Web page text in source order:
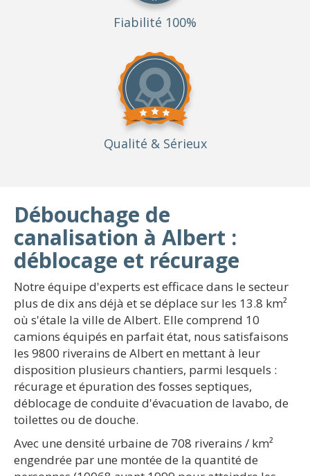
Fiabilité 100%
Qualité & Sérieux
Débouchage de
canalisation à Albert :
déblocage et récurage
Notre équipe d'experts est efficace dans le secteur
plus de dix ans déjà et se déplace sur les 13.8 km²
où s'étale la ville de Albert. Elle comprend 10
camions équipés en parfait état, nous satisfaisons
les 9800 riverains de Albert en mettant à leur
disposition plusieurs chantiers, parmi lesquels :
récurage et épuration des fosses septiques,
déblocage de conduite d'évacuation de lavabo, de
toilettes ou de douche.
Avec une densité urbaine de 708 riverains / km²
engendrée par une montée de la quantité de